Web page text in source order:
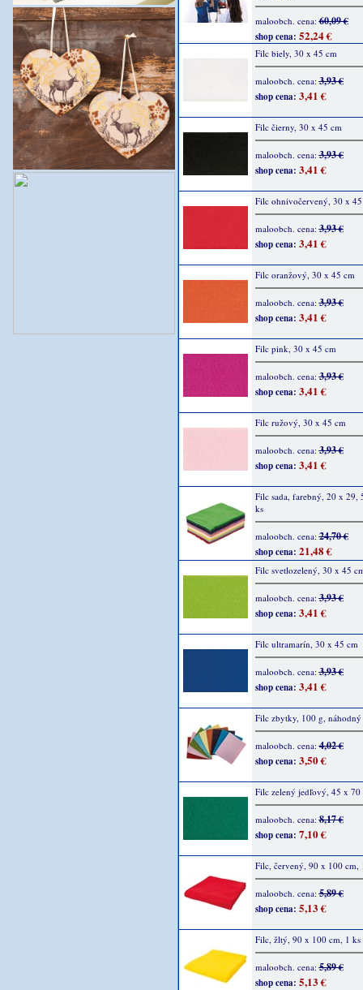
maloobch. cena:60,09 €
shop cena: 52,24 €
Filc biely, 30 x 45 cm
maloobch. cena:3,93 €
shop cena: 3,41 €
Filc čierny, 30 x 45 cm
maloobch. cena:3,93 €
shop cena: 3,41 €
Filc ohnivočervený, 30 x
maloobch. cena:3,93 €
shop cena: 3,41 €
Filc oranžový, 30 x 45 cm
maloobch. cena:3,93 €
shop cena: 3,41 €
Filc pink, 30 x 45 cm
maloobch. cena:3,93 €
shop cena: 3,41 €
Filc ružový, 30 x 45 cm
maloobch. cena:3,93 €
shop cena: 3,41 €
Filc sada, farebný, 20 x 29,
ks
maloobch. cena:24,70 €
shop cena: 21,48 €
Filc svetlozelený, 30 x 45
maloobch. cena:3,93 €
shop cena: 3,41 €
Filc ultramarín, 30 x 45 cm
maloobch. cena:3,93 €
shop cena: 3,41 €
Filc zbytky, 100 g,
maloobch. cena:4,02 €
shop cena: 3,50 €
Filc zelený jedľový, 45 x 70
maloobch. cena:8,17 €
shop cena: 7,10 €
Filc, červený, 90 x 100 cm,
maloobch. cena:5,89 €
shop cena: 5,13 €
Filc, žltý, 90 x 100 cm, 1 ks
maloobch. cena:5,89 €
shop cena: 5,13 €